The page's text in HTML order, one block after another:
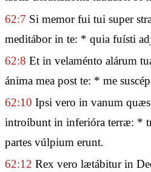
62:7 Si memor fui tui super
meditábor in te: * quia fuísti
62:8 Et in velaménto alárum
ánima mea post te: * me
62:10 Ipsi vero in vanum
introíbunt in inferióra terræ: *
partes vúlpium erunt.
62:12 Rex vero lætábitur in